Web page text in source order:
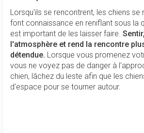
Lorsqu'ils se rencontrent, les chiens se
font connaissance en reniflant sous la
est important de les laisser faire.
l'atmosphère et rend la rencontre
détendue. Lorsque vous promenez
vous ne voyez pas de danger à
chien, lâchez du leste afin que les
d'espace pour se tourner autour.